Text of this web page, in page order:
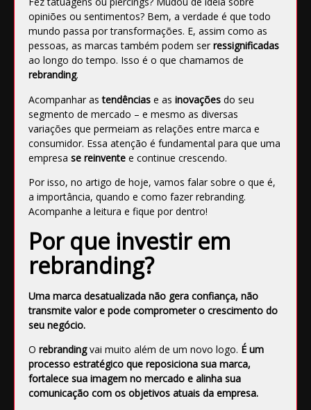
opiniões ou sentimentos? Bem, a verdade é que todo
mundo passa por transformações. E, assim como as
pessoas, as marcas também podem ser ressignificadas
ao longo do tempo. Isso é o que chamamos de
rebranding.
Acompanhar astendências e as inovações do seu
segmento de mercado – e mesmo as diversas
variações que permeiam as relações entre marca e
consumidor. Essa atenção é fundamental para que uma
empresa se reinvente e continue crescendo.
Por isso, no artigo de hoje, vamos falar sobre o que é,
a importância, quando e como fazer rebranding.
Acompanhe a leitura e fique por dentro!
Por que investir em
rebranding?
Uma marca desatualizada não gera confiança, não
transmite valor e pode comprometer o crescimento do
seu negócio.
O rebrandingvai muito além de um novo logo. É um
processo estratégico que reposiciona sua marca,
fortalece sua imagem no mercado e alinha sua
comunicação com os objetivos atuais da empresa.